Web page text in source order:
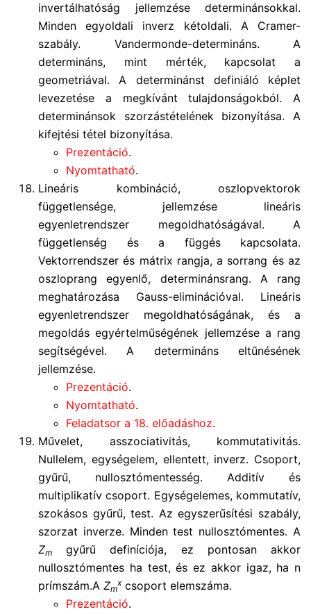
invertálhatóság jellemzése determinánsokkal.
Minden egyoldali inverz kétoldali. A Cramer-
szabály. Vandermonde-determináns. A
determináns, mint mérték, kapcsolat a
geometriával. A determinánst definiáló képlet
levezetése a megkívánt tulajdonságokból. A
determinánsok szorzástételének bizonyítása. A
kifejtési tétel bizonyítása.
Prezentáció.
Nyomtatható.
Lineáris kombináció, oszlopvektorok
függetlensége, jellemzése lineáris
egyenletrendszer megoldhatóságával. A
függetlenség és a függés kapcsolata.
Vektorrendszer és mátrix rangja, a sorrang és az
oszloprang egyenlő, determinánsrang. A rang
meghatározása Gauss-eliminációval. Lineáris
egyenletrendszer megoldhatóságának, és a
megoldás egyértelműségének jellemzése a rang
segítségével. A determináns eltűnésének
jellemzése.
Prezentáció.
Nyomtatható.
Feladatsor a 18. előadáshoz.
Művelet, asszociativitás, kommutativitás.
Nullelem, egységelem, ellentett, inverz. Csoport,
gyűrű, nullosztómentesség. Additív és
multiplikatív csoport. Egységelemes, kommutatív,
szokásos gyűrű, test. Az egyszerűsítési szabály,
szorzat inverze. Minden test nullosztómentes. A
Zm
gyűrű definíciója, ez pontosan akkor
nullosztómentes ha test, és ez akkor igaz, ha n
prímszám.A Zm
xcsoport elemszáma.
Prezentáció.